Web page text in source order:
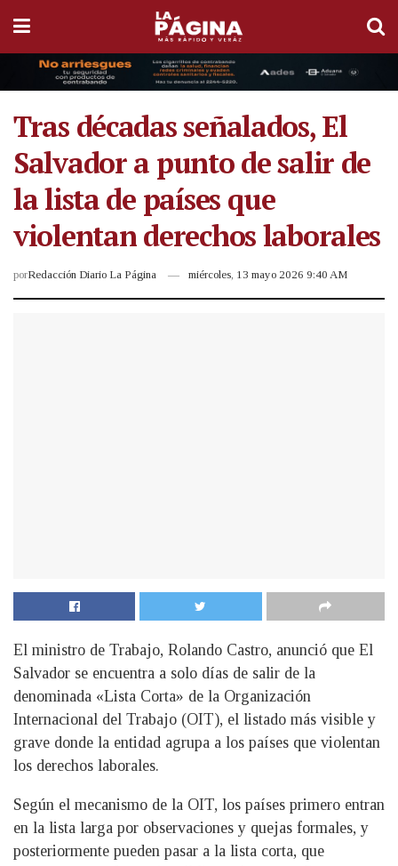
Tras décadas señalados, El
Salvador a punto de salir de
la lista de países que
violentan derechos laborales
porRedacción Diario La Página miércoles, 13 mayo 2026 9:40 AM
El ministro de Trabajo, Rolando Castro, anunció que El
Salvador se encuentra a solo días de salir de la
denominada «Lista Corta» de la Organización
Internacional del Trabajo (OIT), el listado más visible y
grave donde la entidad agrupa a los países que violentan
los derechos laborales.
Según el mecanismo de la OIT, los países primero entran
en la lista larga por observaciones y quejas formales, y
posteriormente pueden pasar a la lista corta, que